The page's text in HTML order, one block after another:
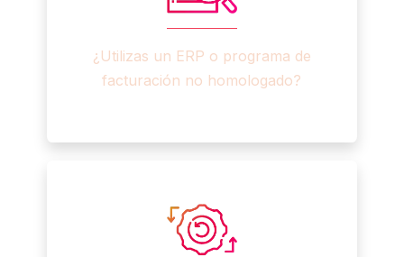
¿Utilizas un ERP o programa de
facturación no homologado?​